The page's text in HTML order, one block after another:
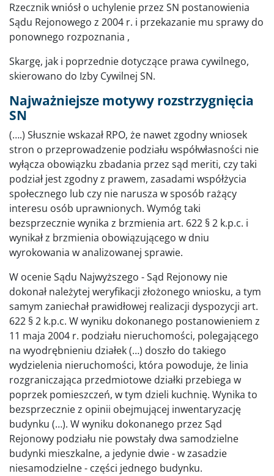
Rzecznik wniósł o uchylenie przez SN postanowienia
Sądu Rejonowego z 2004 r. i przekazanie mu sprawy do
ponownego rozpoznania ,
Skargę, jak i poprzednie dotyczące prawa cywilnego,
skierowano do Izby Cywilnej SN.
Najważniejsze motywy rozstrzygnięcia
SN
(….) Słusznie wskazał RPO, że nawet zgodny wniosek
stron o przeprowadzenie podziału współwłasności nie
wyłącza obowiązku zbadania przez sąd meriti, czy taki
podział jest zgodny z prawem, zasadami współżycia
społecznego lub czy nie narusza w sposób rażący
interesu osób uprawnionych. Wymóg taki
bezsprzecznie wynika z brzmienia art. 622 § 2 k.p.c. i
wynikał z brzmienia obowiązującego w dniu
wyrokowania w analizowanej sprawie.
W ocenie Sądu Najwyższego - Sąd Rejonowy nie
dokonał należytej weryfikacji złożonego wniosku, a tym
samym zaniechał prawidłowej realizacji dyspozycji art.
622 § 2 k.p.c. W wyniku dokonanego postanowieniem z
11 maja 2004 r. podziału nieruchomości, polegającego
na wyodrębnieniu działek (…) doszło do takiego
wydzielenia nieruchomości, która powoduje, że linia
rozgraniczająca przedmiotowe działki przebiega w
poprzek pomieszczeń, w tym dzieli kuchnię. Wynika to
bezsprzecznie z opinii obejmującej inwentaryzację
budynku (…). W wyniku dokonanego przez Sąd
Rejonowy podziału nie powstały dwa samodzielne
budynki mieszkalne, a jedynie dwie - w zasadzie
niesamodzielne - części jednego budynku.